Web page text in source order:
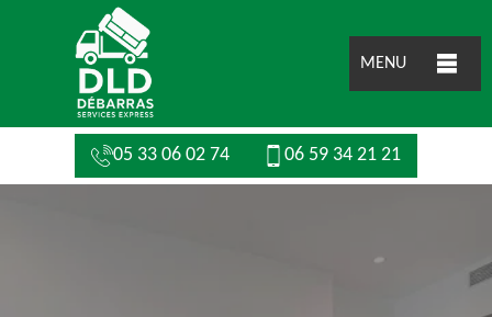
MENU
05 33 06 02 74 06 59 34 21 21